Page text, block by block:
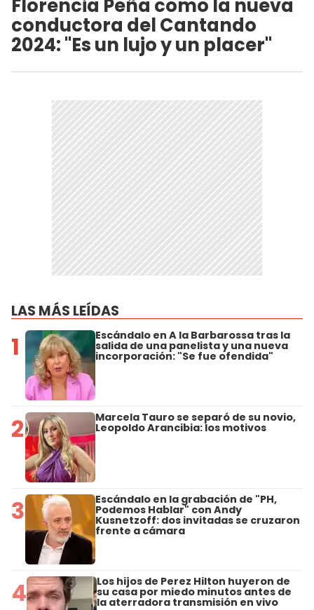
Florencia Peña como la nueva
conductora del Cantando
2024: "Es un lujo y un placer"
LAS MÁS LEÍDAS
1 Escándalo en A la Barbarossa tras la
salida de una panelista y una nueva
incorporación: "Se fue ofendida"
2 Marcela Tauro se separó de su novio,
Leopoldo Arancibia: los motivos
3 Escándalo en la grabación de "PH,
Podemos Hablar" con Andy
Kusnetzoff: dos invitadas se cruzaron
frente a cámara
4 Los hijos de Perez Hilton huyeron de
su casa por miedo minutos antes de
la aterradora transmisión en vivo